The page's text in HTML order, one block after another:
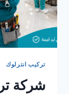
تركيب انترلوك
شركة